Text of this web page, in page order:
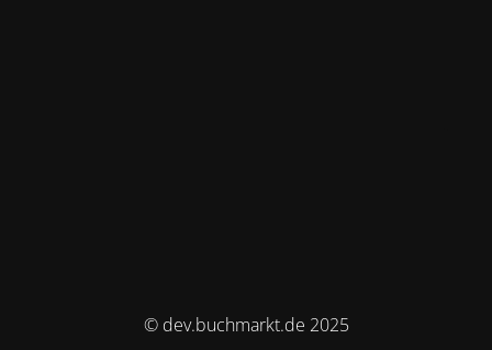
© dev.buchmarkt.de 2025